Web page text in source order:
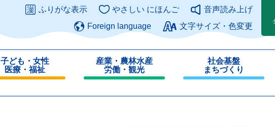
このページの本文へ
ふりがな表示 やさしい にほんご
音声読み上げ
Foreign language
文字サイズ・色変更
子ども・女性
医療・福祉
産業・農林水産
労働・観光
じ
社会基盤
まちづくり
じ